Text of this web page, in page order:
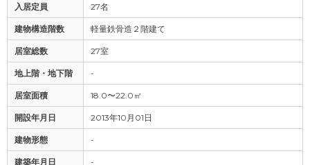
入居定員 27名
建物構造階数 軽量鉄骨造２階建て
居室総数 27室
地上階・地下階 -
居室面積 18.0〜22.0㎡
開設年月日 2013年10月01日
建物形態 -
建築年月日 -